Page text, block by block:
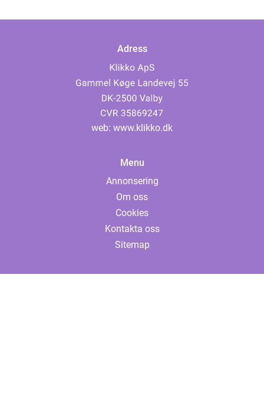
Adress
web: www.klikko.dk
Menu
Annonsering
Om oss
Cookies
Kontakta oss
Sitemap